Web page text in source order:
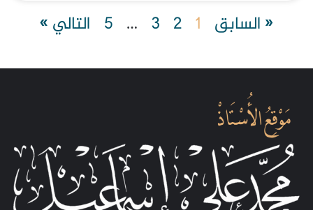
« السابق 1
2
3
…
5 التالي »